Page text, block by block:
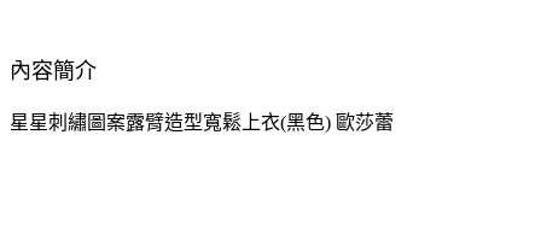
內容簡介
星星刺繡圖案露臂造型寬鬆上衣(黑色) 歐莎蕾